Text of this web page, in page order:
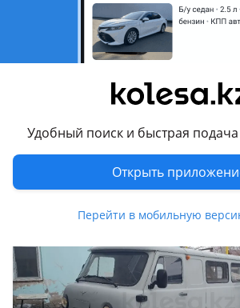
Удобный поиск и быстрая
Открыть
Перейти в мобильную
Минивэн
Объем двигателя, л
Пробег
Механика
Руль
Слева
Растаможен в Казахстане
Отзывы владельцев